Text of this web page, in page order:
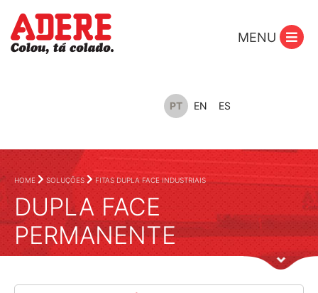
PT EN ES
MENU
HOME SOLUÇÕES FITAS DUPLA FACE INDUSTRIAIS
DUPLA FACE
PERMANENTE